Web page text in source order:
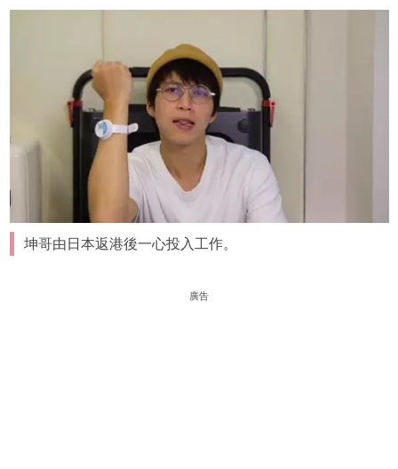
坤哥由日本返港後一心投入工作。
廣告